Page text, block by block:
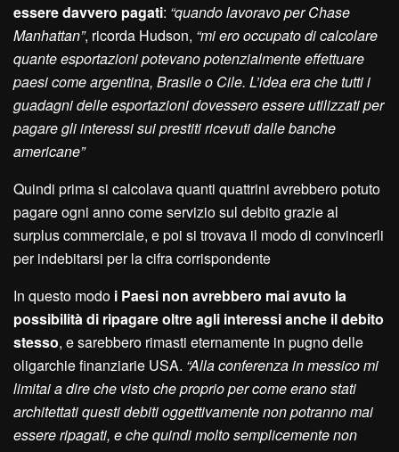
essere davvero pagati: “quando lavoravo per Chase
Manhattan”, ricorda Hudson, “mi ero occupato di calcolare
quante esportazioni potevano potenzialmente effettuare
paesi come argentina, Brasile o Cile. L’idea era che tutti i
guadagni delle esportazioni dovessero essere utilizzati per
pagare gli interessi sui prestiti ricevuti dalle banche
americane”
Quindi prima si calcolava quanti quattrini avrebbero potuto
pagare ogni anno come servizio sul debito grazie al
surplus commerciale, e poi si trovava il modo di convincerli
per indebitarsi per la cifra corrispondente
In questo modo i Paesi non avrebbero mai avuto la
possibilità di ripagare oltre agli interessi anche il debito
stesso, e sarebbero rimasti eternamente in pugno delle
oligarchie finanziarie USA. “Alla conferenza in messico mi
limitai a dire che visto che proprio per come erano stati
architettati questi debiti oggettivamente non potranno mai
essere ripagati, e che quindi molto semplicemente non